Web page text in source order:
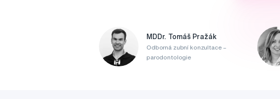
MDDr. Tomáš Pražák
Odborná zubní konzultace –
parodontologie